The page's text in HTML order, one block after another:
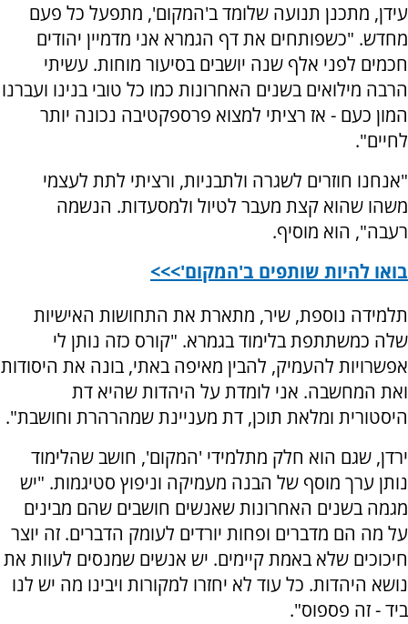
עידן, מתכנן תנועה שלומד ב'המקום', מתפעל כל פעם
מחדש. "כשפותחים את דף הגמרא אני מדמיין יהודים
חכמים לפני אלף שנה יושבים בסיעור מוחות. עשיתי
הרבה מילואים בשנים האחרונות כמו כל טובי בנינו ועברנו
המון כעם - אז רציתי למצוא פרספקטיבה נכונה יותר
לחיים".
"אנחנו חוזרים לשגרה ולתבניות, ורציתי לתת לעצמי
משהו שהוא קצת מעבר לטיול ולמסעדות. הנשמה
רעבה", הוא מוסיף.
בואו להיות שותפים ב'המקום'>>>
תלמידה נוספת, שיר, מתארת את התחושות האישיות
שלה כמשתתפת בלימוד בגמרא. "קורס כזה נותן לי
אפשרויות להעמיק, להבין מאיפה באתי, בונה את היסודות
ואת המחשבה. אני לומדת על היהדות שהיא דת
היסטורית ומלאת תוכן, דת מעניינת שמהרהרת וחושבת".
ירדן, שגם הוא חלק מתלמידי 'המקום', חושב שהלימוד
נותן ערך מוסף של הבנה מעמיקה וניפוץ סטיגמות. "יש
מגמה בשנים האחרונות שאנשים חושבים שהם מבינים
על מה הם מדברים ופחות יורדים לעומק הדברים. זה יוצר
חיכוכים שלא באמת קיימים. יש אנשים שמנסים לעוות את
נושא היהדות. כל עוד לא יחזרו למקורות ויבינו מה יש לנו
ביד - זה פספוס".